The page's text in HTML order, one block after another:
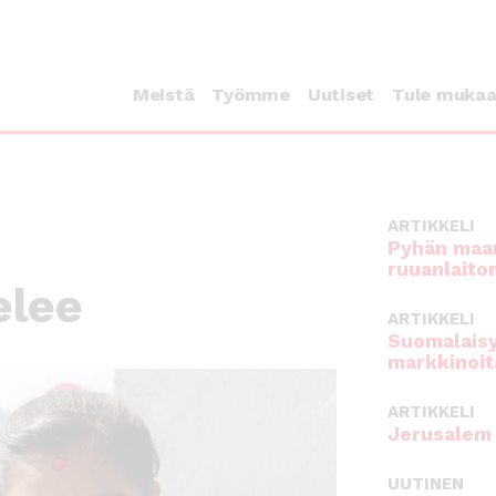
Meistä Työmme Uutiset Tule
ARTIKKELI
Pyhän
ARTIKKELI
ARTIKKELI
UUTINEN